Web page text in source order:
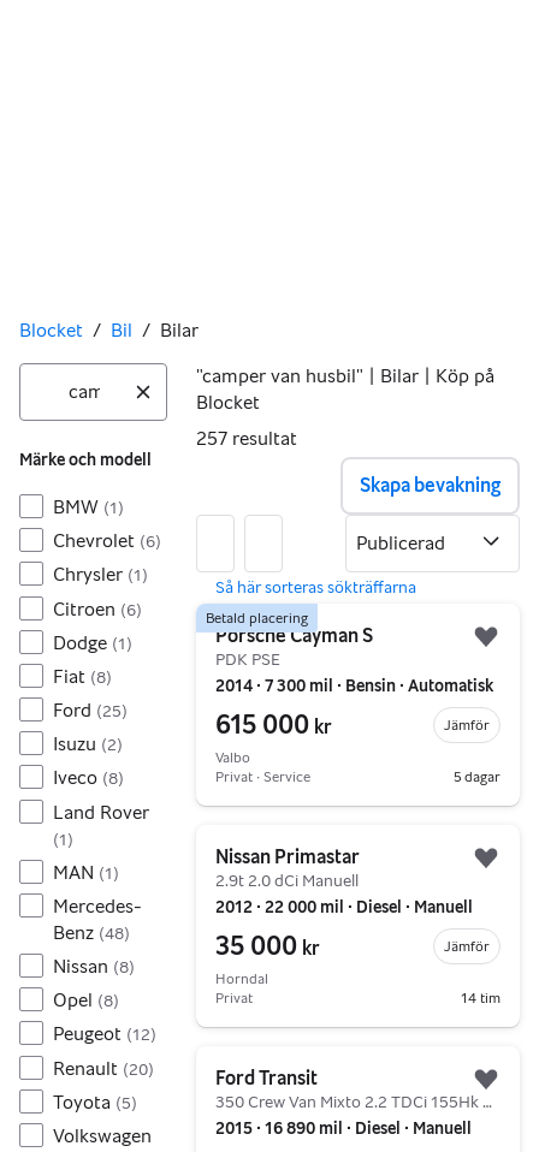
Du är här
Blocket / Bil / Bilar
Filter
Sök i Bil
Märke och modell
BMW (1)
Chevrolet (6)
Chrysler (1)
Citroen (6)
Dodge (1)
Fiat (8)
Ford (25)
Isuzu (2)
Iveco (8)
Land Rover
(1)
MAN (1)
Mercedes-
Benz (48)
Nissan (8)
Opel (8)
Peugeot (12)
Renault (20)
Toyota (5)
Volkswagen
"camper van husbil" | Bilar | Köp på
Blocket
257resultat
Skapa bevakning
257 resultat
Betald placering
Porsche Cayman S
PDK PSE
2014 ∙ 7 300 mil ∙ Bensin ∙ Automatisk
615 000 kr
Jämför
Valbo
Privat ∙ Service
5 dagar
Gå till annonsen
Nissan Primastar
2.9t 2.0 dCi Manuell
2012 ∙ 22 000 mil ∙ Diesel ∙ Manuell
35 000 kr
Jämför
Horndal
Privat
14 tim
Ford Transit
350 Crew Van Mixto 2.2 TDCi 155Hk 5-Sits"REPOBJEKT"
2015 ∙ 16 890 mil ∙ Diesel ∙ Manuell